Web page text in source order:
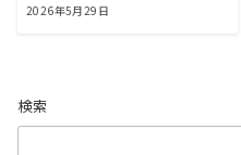
2026年5月29日
検索